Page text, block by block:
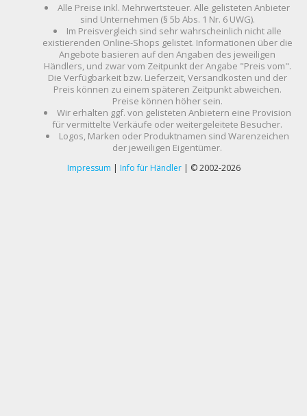
Alle Preise inkl. Mehrwertsteuer. Alle gelisteten Anbieter
sind Unternehmen (§ 5b Abs. 1 Nr. 6 UWG).
Im Preisvergleich sind sehr wahrscheinlich nicht alle
existierenden Online-Shops gelistet. Informationen über die
Angebote basieren auf den Angaben des jeweiligen
Händlers, und zwar vom Zeitpunkt der Angabe "Preis vom".
Die Verfügbarkeit bzw. Lieferzeit, Versandkosten und der
Preis können zu einem späteren Zeitpunkt abweichen.
Preise können höher sein.
Wir erhalten ggf. von gelisteten Anbietern eine Provision
für vermittelte Verkäufe oder weitergeleitete Besucher.
Logos, Marken oder Produktnamen sind Warenzeichen
der jeweiligen Eigentümer.
Impressum | Info für Händler| © 2002-2026